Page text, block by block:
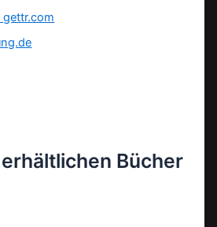
gettr.com
Bücher